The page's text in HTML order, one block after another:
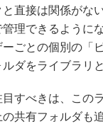
と直接は関係がな
管理できるように
ーごとの個別の「
ルダをライブラリ
すべきは、この
の共有フォルダも